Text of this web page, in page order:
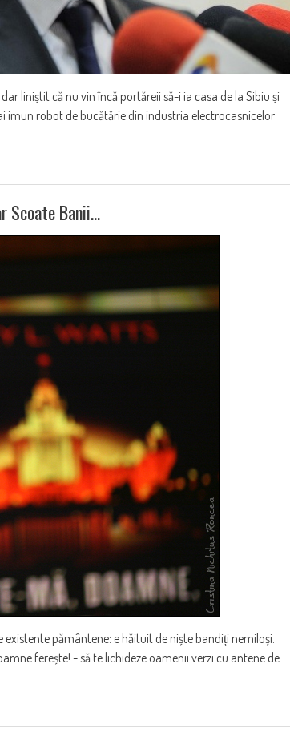
liniștit că nu vin încă portăreii să-i ia casa de la Sibiu și
imun robot de bucătărie din industria electrocasnicelor
Scoate Banii…
pământene: e hăituit de niște bandiți nemiloși.
ferește! - să te lichideze oamenii verzi cu antene de